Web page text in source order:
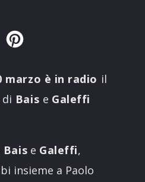
Twitter
marzo è in radio il
Bais e Galeffi
Bais e Galeffi,
insieme a Paolo